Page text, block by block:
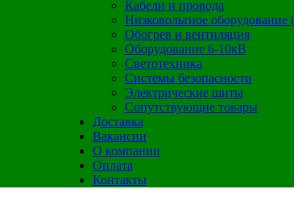
Кабели и провода
Низковольтное
Обогрев и вентиляция
Оборудование 6-10кВ
Светотехника
Системы безопасности
Электрические щиты
Сопутствующие товары
Доставка
Вакансии
О компании
Оплата
Контакты